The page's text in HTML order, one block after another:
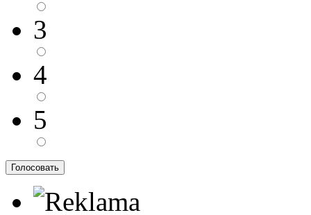
3
4
5